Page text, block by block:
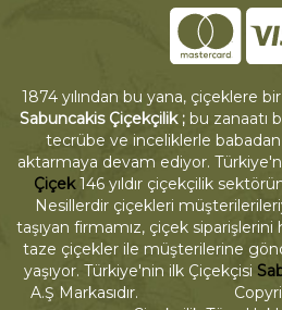
1874 yılından bu yana, çiçeklere
Sabuncakis Çiçekçilik ; bu zanaatı
tecrübe ve inceliklerle
aktarmaya devam ediyor.
Çiçek146 yıldır çiçekçilik
Nesillerdir çiçekleri
taşıyan firmamız, çiçek
taze çiçekler ile müşterilerine
yaşıyor. Türkiye'nin ilk Çiçekçisi
A.Ş Markasıdır.